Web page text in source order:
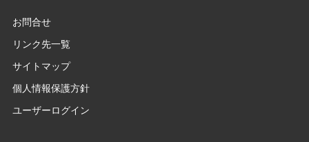
お問合せ
リンク先一覧
サイトマップ
個人情報保護方針
ユーザーログイン